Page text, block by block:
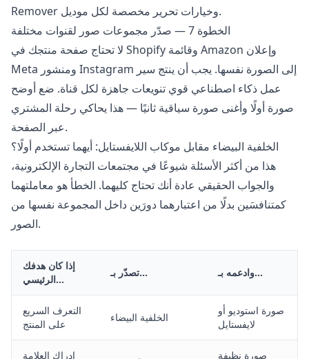
Remover وخيارات تحرير مخصصة لكل موديل.
الخطوة 7 — صدّر مجموعات صور لقنوات مختلفة
لا تحتاج صفحة منتجك في Shopify وقائمة Amazon وإعلان
Meta ومنشور Instagram إلى الصورة نفسها. يجب أن ينتج سير
عمل ذكاء اصطناعي قوي تنويعات جاهزة لكل قناة. ضع أوضح
صورة أولًا وأغنى صورة سياقية ثانيًا — هذا يحاكي رحلة المشتري
عبر الصفحة.
الخلفية البيضاء مقابل موكاب اللايفستايل: أيهما تستخدم أولًا؟
هذا من أكثر الأسئلة شيوعًا في مجتمعات التجارة الإلكترونية،
والجواب الحقيقي عادة أنك تحتاج كليهما. الخطأ هو معاملتهما
كمتنافسَين بدلًا من اعتبارهما دورَين داخل المجموعة نفسها من
الصور.
إذا كان هدفك
الرئيسي…
تصدّر بـ… وادعمه بـ…
التعرف السريع
على المنتج
الخلفية البيضاء
صورة استوديو أو
لايفستايل
إدراك العلامة
صورة نظيفة